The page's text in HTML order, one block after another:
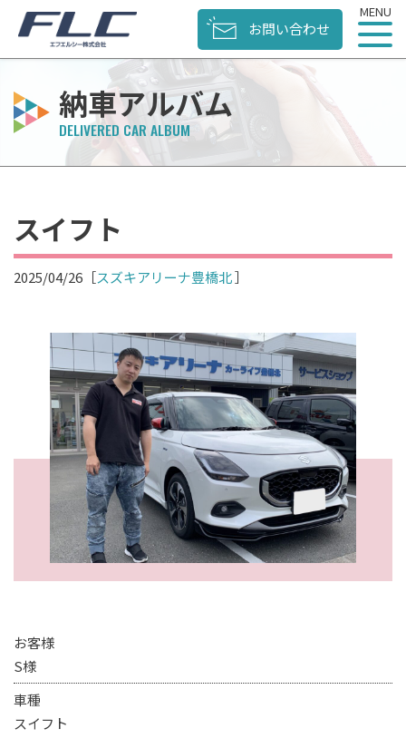
お問い合わせ
納車アルバム
スイフト
2025/04/26 ［スズキアリーナ豊橋北］
お客様
S様
車種
スイフト